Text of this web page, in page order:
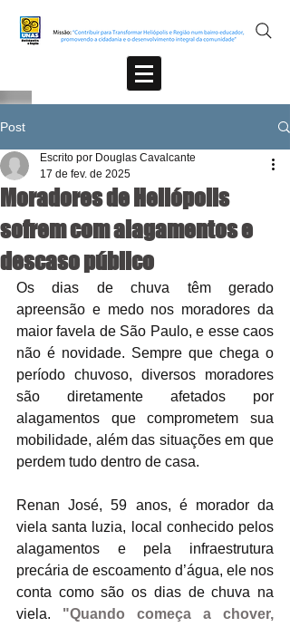
Post
Moradores de Heliópolis
sofrem com alagamentos e
descaso público
Escrito por Douglas Cavalcante
17 de fev. de 2025
Os dias de chuva têm gerado
apreensão e medo nos moradores da
maior favela de São Paulo, e esse caos
não é novidade. Sempre que chega o
período chuvoso, diversos moradores
são diretamente afetados por
alagamentos que comprometem sua
mobilidade, além das situações em que
perdem tudo dentro de casa.
Renan José, 59 anos, é morador da
viela santa luzia, local conhecido pelos
alagamentos e pela infraestrutura
precária de escoamento d’água, ele nos
conta como são os dias de chuva na
viela. "Quando começa a chover,